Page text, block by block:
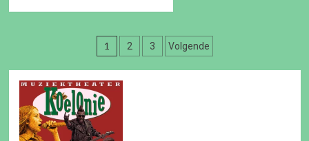
Berichten
paginering
1 2 3 Volgende